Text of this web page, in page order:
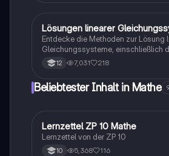
die ihre Kenntnisse in linearen
möchten.
Mathe
Lösungen linearer
Entdecke die Methoden zur Lösung
Gleichungssysteme, einschließlich
Algorithmus und der
Zusammenfassung behandelt die
Aufstellung und Lösung von LGS,
Anwendungsaufgaben. Ideal für
12 7,031 218
Beliebtester Inhalt in Mathe 9
Mathe
Lernzettel ZP 10 Mathe
Lernzettel von der ZP 10
10 5,368 116